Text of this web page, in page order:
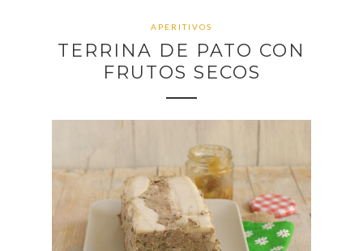
APERITIVOS
TERRINA DE PATO CON
FRUTOS SECOS